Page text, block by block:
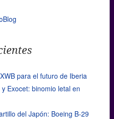
para el futuro de Iberia
Exocet: binomio letal en
del Japón: Boeing B-29